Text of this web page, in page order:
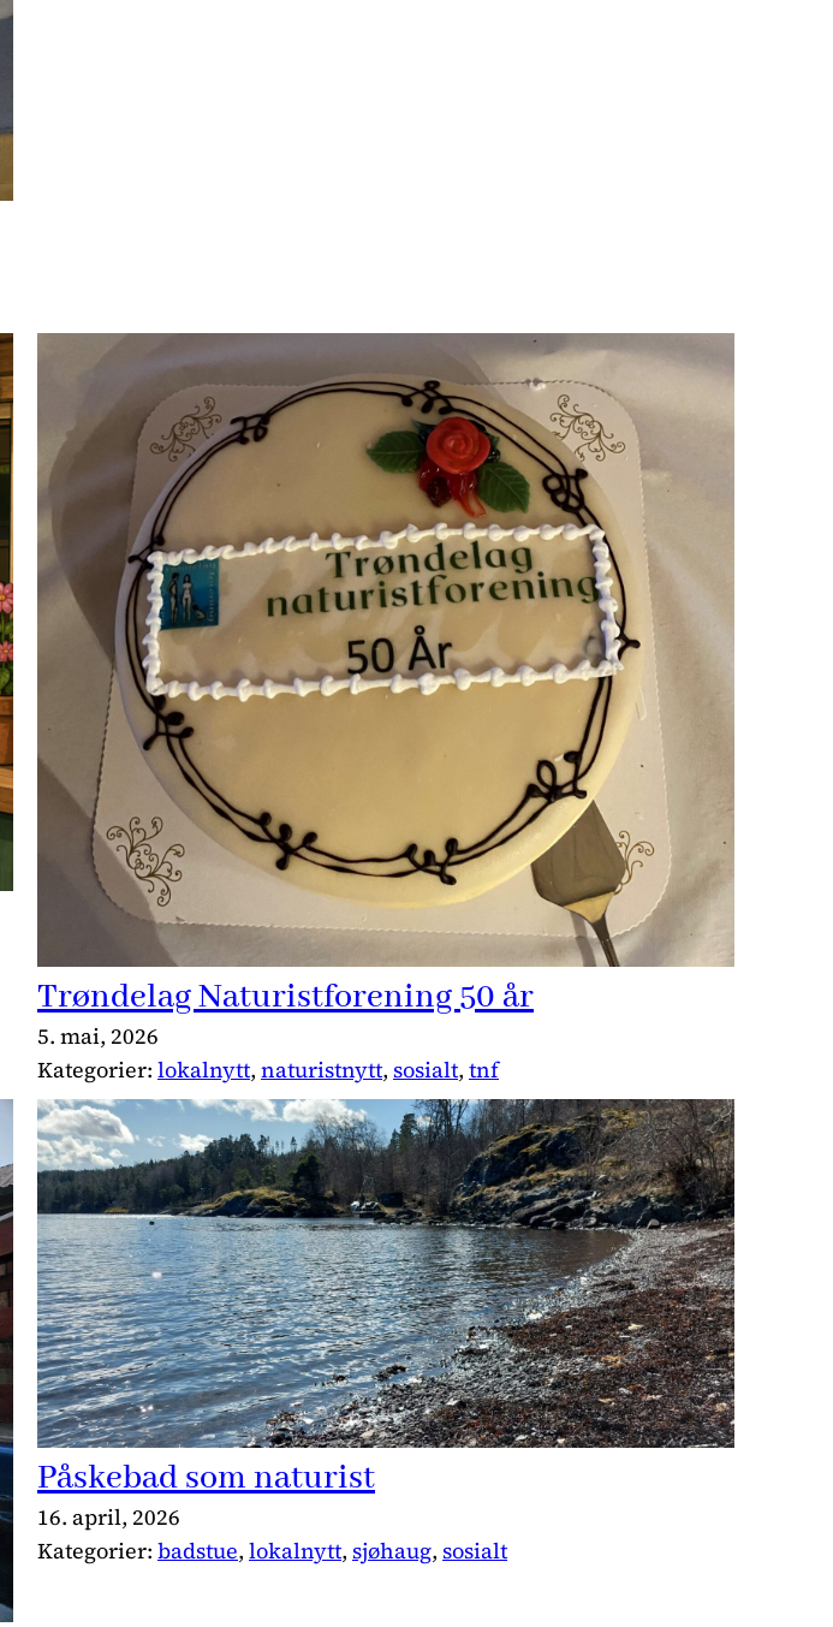
Trøndelag Naturistforening 50 år
5. mai, 2026
Kategorier: lokalnytt, naturistnytt, sosialt, tnf
Påskebad som naturist
16. april, 2026
Kategorier: badstue, lokalnytt, sjøhaug, sosialt